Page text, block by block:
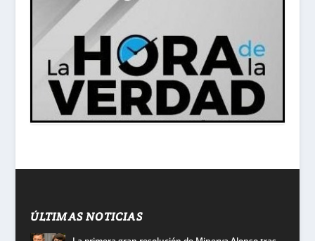
ÚLTIMAS NOTICIAS